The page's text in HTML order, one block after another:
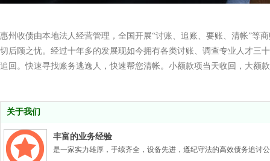
关于我们
丰富的业务经验
是一家实力雄厚，手续齐全，设备先进，遵纪守法的高效债务追讨
惠州收债由本地法人经营管理，全国开展“讨账、追账、要账、清帐”等
切后顾之忧。经过十年多的发展现如今拥有各类讨账、调查专业人才三
追回。快速寻找账务逃逸人，快速帮您清帐。小额款项当天收回，大额